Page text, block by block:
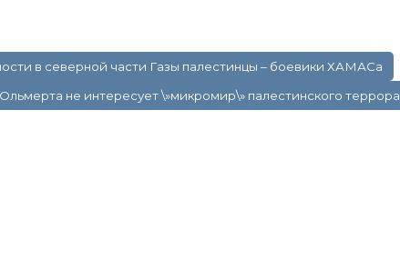
в северной части Газы палестинцы – боевики ХАМАСа
не интересует \»микромир\» палестинского террора